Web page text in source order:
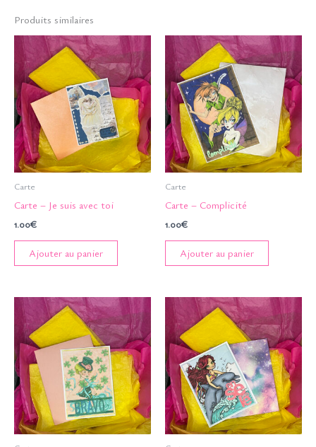
Produits similaires
Carte
Carte – Je suis avec toi
1.00€
Ajouter au panier
Carte
Carte – Complicité
1.00€
Ajouter au panier